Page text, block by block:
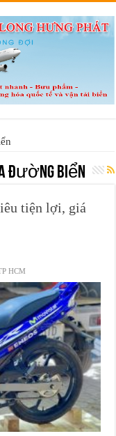
đường biển
tiện lợi, giá
HCM